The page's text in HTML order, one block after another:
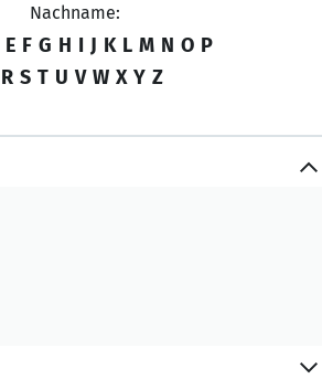
Nachname:
E F G H I J K L M N O P
R S T U V W X Y Z